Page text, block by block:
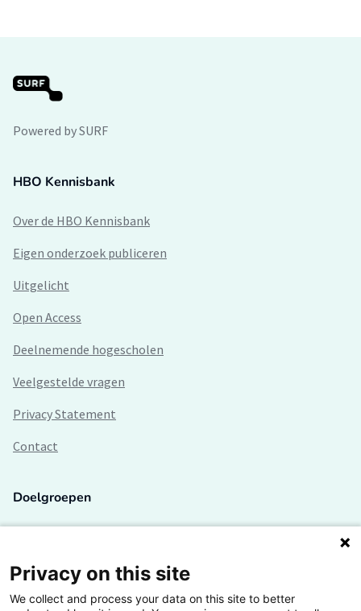
Powered by SURF
HBO Kennisbank
Over de HBO Kennisbank
Eigen onderzoek publiceren
Uitgelicht
Open Access
Deelnemende hogescholen
Veelgestelde vragen
Privacy Statement
Contact
Doelgroepen
Lectoren en onderzoekers
Bedrijven
Privacy on this site
We collect and process your data on this site to better